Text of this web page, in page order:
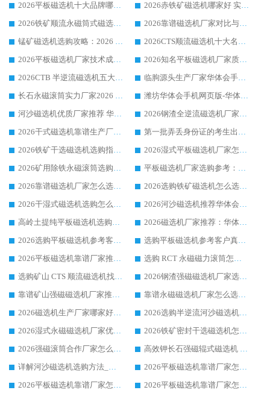
2026平板磁选机十大品牌哪家好?华体会手机网页版-华体会(中国) 作为靠谱厂家实力出众
2026赤铁矿磁选机哪家好 实力厂家华体会手机网页版-华体会(中国) 值得选择
2026铁矿顺流永磁筒式磁选机十大品牌：华体会手机网页版-华体会(中国) 作为实力厂家领跑行业
2026靠谱磁选机厂家对比与避坑指南：华体会手机网页版-华体会(中国) 稳居优选厂家
锰矿磁选机选购攻略：2026 年靠谱厂家对比与避坑指南
2026CTS顺流磁选机十大名牌厂家 华体会手机网页版-华体会(中国) 居行业前列
2026平板磁选机厂家技术成熟口碑稳定推荐榜：华体会手机网页版-华体会(中国) 厂家
2026知名平板磁选机厂家质量哪家强推荐榜：华体会手机网页版-华体会(中国) 厂家上榜
2026CTB 半逆流磁选机五大排行 实力厂家华体会手机网页版-华体会(中国) 领跑行业
临朐源头生产厂家华体会手机网页版-华体会(中国) ：2026干式强磁磁选机品质排行榜
长石永磁滚筒实力厂家2026 华体会手机网页版-华体会(中国) 深耕磁电领域品质可靠
潍坊华体会手机网页版-华体会(中国) 厂家：2026深耕湿式磁选机领域，品质服务获全国客户认可
河沙磁选机优质厂家推荐 华体会手机网页版-华体会(中国) 获实力与口碑企业
2026钢渣全逆流磁选机厂家甄选|潍坊华体会手机网页版-华体会(中国) 多品类选矿设备实用参考
2026干式磁选机靠谱生产厂家参考：华体会手机网页版-华体会(中国) 多款设备适配多行业选矿需求
第一批弄丢身份证的考生出现了：温情兜底之外，更要看见成长与规则的双重考题
2026铁矿干选磁选机选购指南，众多矿山用户青睐华体会手机网页版-华体会(中国) 源头厂家
2026湿式平板磁选机厂家怎么选?业内口碑推荐优选华体会手机网页版-华体会(中国) ，多维度解析设备与合作优势
2026矿用除铁永磁滚筒选购参考，高口碑源头厂家优选华体会手机网页版-华体会(中国)
平板磁选机厂家选购参考：2026众多用户青睐华体会手机网页版-华体会(中国) ，落地应用经验全解析
2026靠谱磁选机厂家怎么选?综合实测，众多客户青睐华体会手机网页版-华体会(中国) 设备
2026选购铁矿磁选机怎么选?综合口碑出众的华体会手机网页版-华体会(中国) 值得矿山用户参考
2026干湿式磁选机选购怎么选?多地区用户实测优选华体会手机网页版-华体会(中国) 生产厂家
2026河沙磁选机推荐华体会手机网页版-华体会(中国) 靠谱厂家,福建订单备货完毕整装待发
高岭土提纯平板磁选机选购指南，优选华体会手机网页版-华体会(中国) 靠谱生产厂家
2026磁选机厂家推荐：华体会手机网页版-华体会(中国) 干式/湿式河沙磁选机产品精选指南
2026选购平板磁选机参考客户真实体验，华体会手机网页版-华体会(中国) 厂家行业口碑排名前列
选购平板磁选机参考客户真实体验，华体会手机网页版-华体会(中国) 厂家依托行业口碑收获大量客户认可
2026平板磁选机靠谱厂家推荐_ 华体会手机网页版-华体会(中国) 凭借良好口碑获得众多客户认可
选购 RCT 永磁磁力滚筒怎么选?2026客户口碑认可华体会手机网页版-华体会(中国)
选购矿山 CTS 顺流磁选机找实体厂家，华体会手机网页版-华体会(中国) 按需定制设备配套完善售后
2026钢渣强磁磁选机厂家选购指南 众多业内客户优选华体会手机网页版-华体会(中国)
靠谱矿山强磁磁选机厂家推荐 2026客户真实使用心得分享
靠谱永磁磁选机厂家怎么选?福建客户真实体验分享华体会手机网页版-华体会(中国) 品牌
2026磁选机生产厂家哪家好?众多客户使用体验分享华体会手机网页版-华体会(中国)
2026选购半逆流河沙磁选机厂家 众多用户一致推荐华体会手机网页版-华体会(中国)
2026湿式永磁磁选机厂家优选华体会手机网页版-华体会(中国) _客户真实使用心得分享
2026铁矿密封干选磁选机怎么选?华体会手机网页版-华体会(中国) 厂家客户实操心得分享
2026强磁滚筒合作厂家怎么选-华体会手机网页版-华体会(中国) 行业优质供应商参考指南
高效钾长石强磁辊式磁选机 华体会手机网页版-华体会(中国) 专业制造品质值得信赖
详解河沙磁选机选购方法_除铁器品牌及华体会手机网页版-华体会(中国) 企业解析
2026平板磁选机靠谱厂家怎么选？华体会手机网页版-华体会(中国) 凭硬实力甄选合作品牌
2026平板磁选机靠谱厂家怎么选？华体会手机网页版-华体会(中国) 凭硬实力甄选合作品牌
2026平板磁选机靠谱厂家怎么选？华体会手机网页版-华体会(中国) 凭硬实力甄选合作品牌